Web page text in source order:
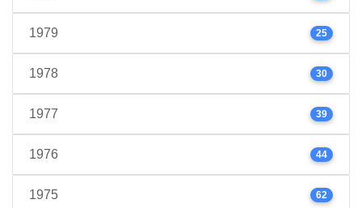
1979 25
1978 30
1977 39
1976 44
1975 62